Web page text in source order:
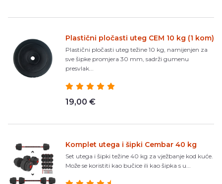
Plastični pločasti uteg CEM 10 kg (1 kom)
Plastični pločasti uteg težine 10 kg, namijenjen za
sve šipke promjera 30 mm, sadrži gumenu
presvlak...
19,00 €
Komplet utega i šipki Cembar 40 kg
Set utega i šipki težine 40 kg za vježbanje kod kuće.
Može se koristiti kao bučice ili kao šipka s u...